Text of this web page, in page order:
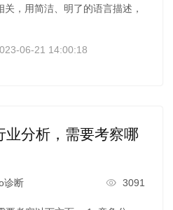
，用简洁、明了的语言描述，
06-21 14:00:18
业分析，需要考察哪
诊断 3091